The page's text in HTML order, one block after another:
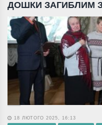
ДОШКИ ЗАГИБЛИМ
18 ЛЮТОГО 2025, 16:13